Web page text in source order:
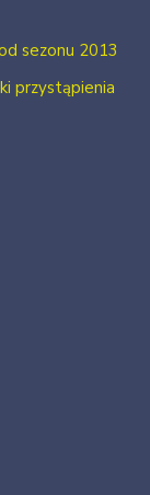
sezonu 2013
przystąpienia